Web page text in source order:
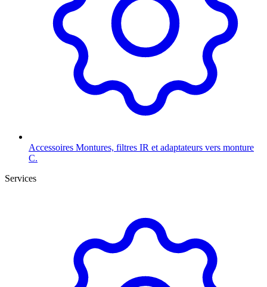
Accessoires Montures, filtres IR et adaptateurs vers monture
C.
Services